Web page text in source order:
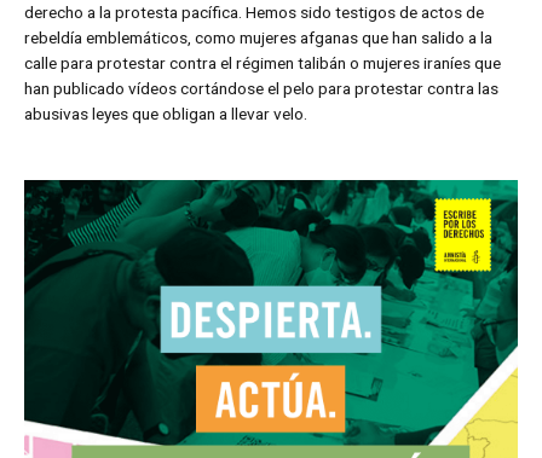
derecho a la protesta pacífica. Hemos sido testigos de actos de
rebeldía emblemáticos, como mujeres afganas que han salido a la
calle para protestar contra el régimen talibán o mujeres iraníes que
han publicado vídeos cortándose el pelo para protestar contra las
abusivas leyes que obligan a llevar velo.